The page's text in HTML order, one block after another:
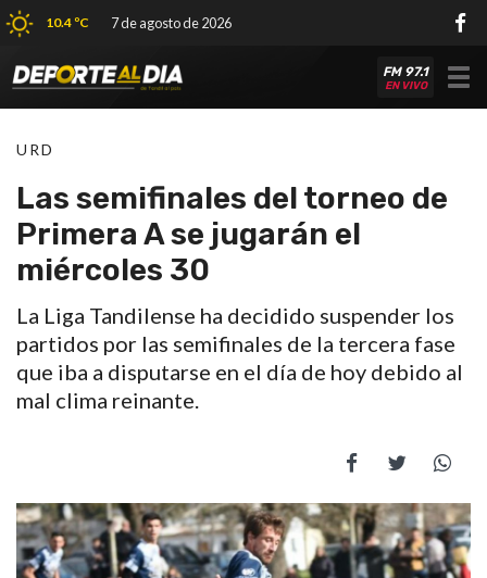
10.4 ºC 7 de agosto de 2026
FM 97.1
EN VIVO
URD
Las semifinales del torneo de
Primera A se jugarán el
miércoles 30
La Liga Tandilense ha decidido suspender los
partidos por las semifinales de la tercera fase
que iba a disputarse en el día de hoy debido al
mal clima reinante.